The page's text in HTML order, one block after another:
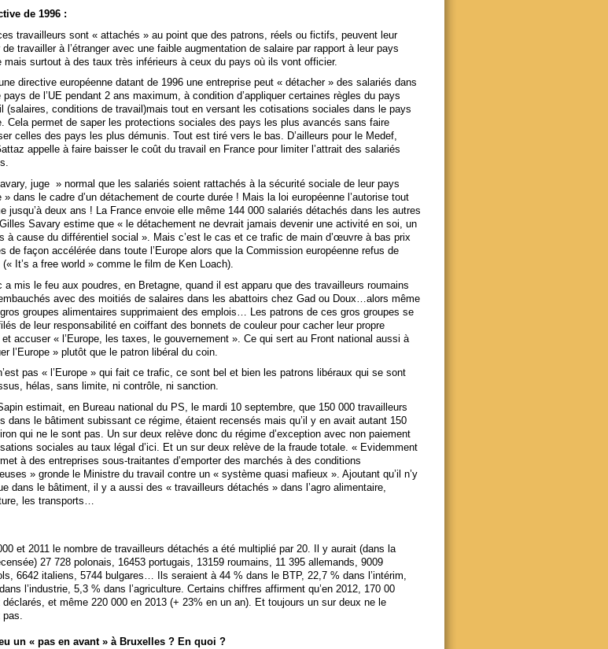
de 1996 :
travailleurs sont « attachés » au point que des patrons, réels ou fictifs, peuvent leur
de travailler à l’étranger avec une faible augmentation de salaire par rapport à leur pays
mais surtout à des taux très inférieurs à ceux du pays où ils vont officier.
directive européenne datant de 1996 une entreprise peut « détacher » des salariés dans
pays de l’UE pendant 2 ans maximum, à condition d’appliquer certaines règles du pays
(salaires, conditions de travail)mais tout en versant les cotisations sociales dans le pays
Cela permet de saper les protections sociales des pays les plus avancés sans faire
celles des pays les plus démunis. Tout est tiré vers le bas. D’ailleurs pour le Medef,
appelle à faire baisser le coût du travail en France pour limiter l’attrait des salariés
juge » normal que les salariés soient rattachés à la sécurité sociale de leur pays
» dans le cadre d’un détachement de courte durée ! Mais la loi européenne l’autorise tout
jusqu’à deux ans !
La France envoie elle même 144 000 salariés détachés dans les autres
Gilles Savary estime que « le détachement ne devrait jamais devenir une activité en soi, un
à cause du différentiel social ». Mais c’est le cas et cetrafic de main d’œuvre à bas prix
de façon accélérée dans toute l’Europe alors que la Commission européenne refus de
(« It’s a free world » comme le film de Ken Loach).
a mis le feu aux poudres, en Bretagne, quand il est apparu que des travailleurs roumains
avec des moitiés de salaires dans les abattoirs chez Gad ou Doux…alors même
groupes alimentaires supprimaient des emplois… Les patrons de ces gros groupes se
de leur responsabilité en coiffant des bonnets de couleur pour cacher leur propre
accuser « l’Europe, les taxes, le gouvernement ». Ce qui sert au Front national aussi à
l’Europe » plutôt que le patron libéral du coin.
pas « l’Europe » qui fait ce trafic, ce sont bel et bien les patrons libéraux qui se sont
hélas, sans limite, ni contrôle, ni sanction.
estimait, en Bureau national du PS, le mardi 10 septembre, que 150 000 travailleurs
dans le bâtiment subissant ce régime, étaient recensés mais qu’il y en avait autant 150
qui ne le sont pas. Un sur deux relève donc du régime d’exception avec non paiement
sociales au taux légal d’ici. Et un sur deux relève de la fraude totale. « Evidemment
à des entreprises sous-traitantes d’emporter des marchés à des conditions
» gronde le Ministre du travail contre un « système quasi mafieux ». Ajoutant qu’il n’y
dans le bâtiment, il y a aussi des « travailleurs détachés » dans l’agro alimentaire,
les transports…
et 2011 le nombre de travailleurs détachés a été multiplié par 20. Il y aurait (dans la
27 728 polonais, 16453 portugais, 13159 roumains, 11 395 allemands, 9009
6642 italiens, 5744 bulgares… Ils seraient à 44 % dans le BTP, 22,7 % dans l’intérim,
l’industrie, 5,3 % dans l’agriculture. Certains chiffres affirment qu’en 2012, 170 00
déclarés, et même 220 000 en 2013 (+ 23% en un an). Et toujours un sur deux ne le
pas.
un « pas en avant » à Bruxelles ? En quoi ?